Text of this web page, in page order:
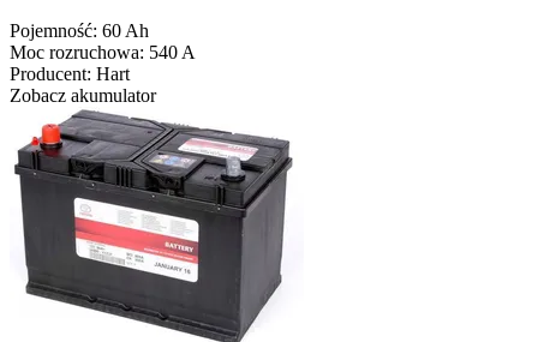
Pojemność: 60 Ah
Moc rozruchowa: 540 A
Producent: Hart
Zobacz akumulator